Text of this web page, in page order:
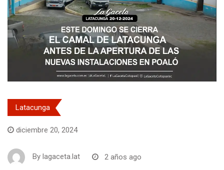
Latacunga
diciembre 20, 2024
By lagaceta.lat 2 años ago